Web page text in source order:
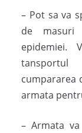
– Pot sa va
de masuri
cumpararea
armata
– Armata